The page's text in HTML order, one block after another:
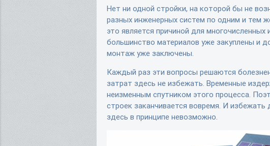
Нет ни одной стройки, на которой бы не
разных инженерных систем по одним и тем
это является причиной для многочисленных
большинство материалов уже закуплены и
монтаж уже заключены.
Каждый раз эти вопросы решаются
затрат здесь не избежать. Временные
неизменным спутником этого процесса.
строек заканчивается вовремя. И избежать
здесь в принципе невозможно.